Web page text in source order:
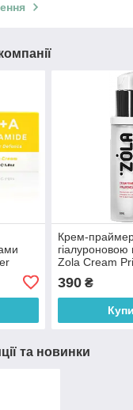
50 г
Крем-
гіалуроновою
Zola Cream
390₴
та новинки